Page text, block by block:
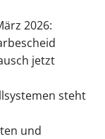
2026:
jetzt
steht
und